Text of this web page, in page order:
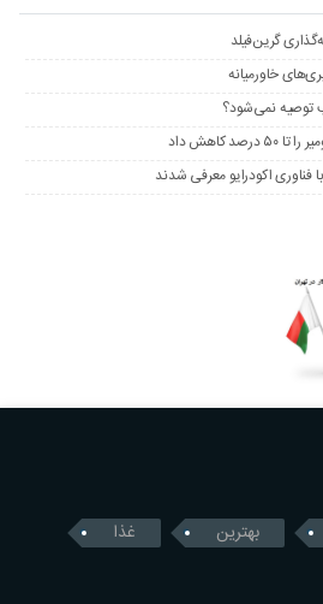
گرین‌فیلد
خاورمیانه
توصیه نمی‌شود؟
کاهش داد
اکودرایو معرفی شدند
بهترین
غذا